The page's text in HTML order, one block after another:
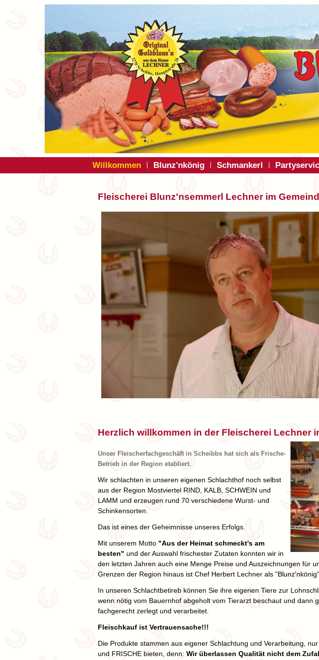
Willkommen Blunz'nkönig Schmankerl
Fleischerei Blunz'nsemmerl Lechner im
Herzlich willkommen in der Fleischerei Lechner
Unser Fleischerfachgeschäft in Scheibbs hat sich als Frische-
Betrieb in der Region etabliert.
Wir schlachten in unseren eigenen Schlachthof noch selbst
aus der Region Mostviertel RIND, KALB, SCHWEIN und
LAMM und erzeugen rund 70 verschiedene Wurst- und
Schinkensorten.
Das ist eines der Geheimnisse unseres Erfolgs.
Mit unserem Motto "Aus der Heimat schmeckt's am
besten" und der Auswahl frischester Zutaten konnten wir in
den letzten Jahren auch eine Menge Preise und Auszeichnungen für
Grenzen der Region hinaus ist Chef Herbert Lechner als
In unseren Schlachtbetireb können Sie ihre eigenen Tiere zur
wenn nötig vom Bauernhof abgeholt vom Tierarzt beschaut und dann
fachgerecht zerlegt und verarbeitet.
Fleischkauf ist Vertrauensache!!!
Die Produkte stammen aus eigener Schlachtung und Verarbeitung,
und FRISCHE bieten, denn: Wir überlassen Qualität nicht dem